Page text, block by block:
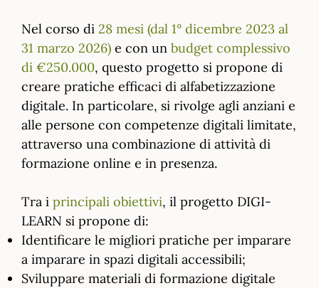
Nel corso di 28 mesi (dal 1° dicembre 2023 al
31 marzo 2026) e con un budget complessivo
di €250.000, questo progetto si propone di
creare pratiche efficaci di alfabetizzazione
digitale. In particolare, si rivolge agli anziani e
alle persone con competenze digitali limitate,
attraverso una combinazione di attività di
formazione online e in presenza.
Tra i principali obiettivi, il progetto DIGI-
LEARN si propone di:
Identificare le migliori pratiche per imparare
a imparare in spazi digitali accessibili;
Sviluppare materiali di formazione digitale